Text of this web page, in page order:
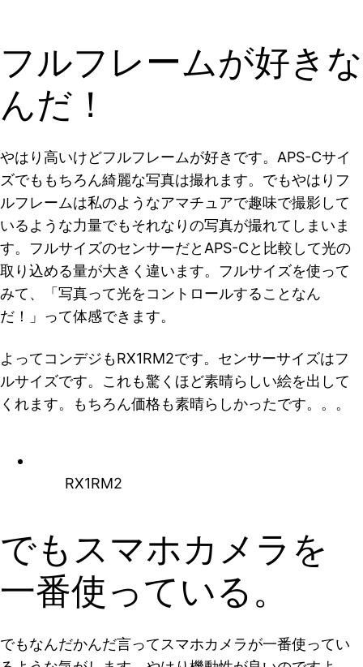
フルフレームが好きな
んだ！
やはり高いけどフルフレームが好きです。APS-Cサイ
ズでももちろん綺麗な写真は撮れます。でもやはりフ
ルフレームは私のようなアマチュアで趣味で撮影して
いるような力量でもそれなりの写真が撮れてしまいま
す。フルサイズのセンサーだとAPS-Cと比較して光の
取り込める量が大きく違います。フルサイズを使って
みて、「写真って光をコントロールすることなん
だ！」って体感できます。
よってコンデジもRX1RM2です。センサーサイズはフ
ルサイズです。これも驚くほど素晴らしい絵を出して
くれます。もちろん価格も素晴らしかったです。。。
RX1RM2
でもスマホカメラを
一番使っている。
でもなんだかんだ言ってスマホカメラが一番使ってい